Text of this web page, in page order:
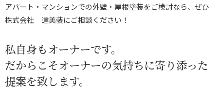
アパート・マンションでの外壁・屋根塗装をご検討なら、ぜひ
株式会社 達美装にご相談ください！
私自身もオーナーです。
だからこそオーナーの気持ちに寄り添った
提案を致します。